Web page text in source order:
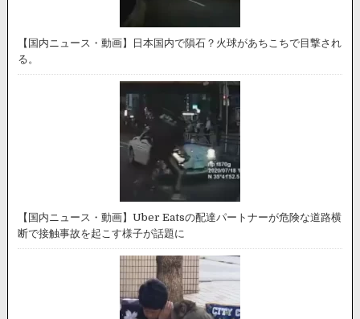
【国内ニュース・動画】日本国内で隕石？火球があちこちで目撃され
る。
【国内ニュース・動画】Uber Eatsの配達パートナーが危険な道路横
断で接触事故を起こす様子が話題に